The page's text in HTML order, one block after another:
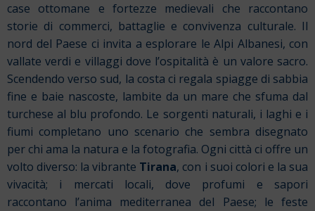
case ottomane e fortezze medievali che raccontano
storie di commerci, battaglie e convivenza culturale. Il
nord del Paese ci invita a esplorare le Alpi Albanesi, con
vallate verdi e villaggi dove l’ospitalità è un valore sacro.
Scendendo verso sud, la costa ci regala spiagge di sabbia
fine e baie nascoste, lambite da un mare che sfuma dal
turchese al blu profondo. Le sorgenti naturali, i laghi e i
fiumi completano uno scenario che sembra disegnato
per chi ama la natura e la fotografia. Ogni città ci offre un
volto diverso: la vibrante Tirana, con i suoi colori e la sua
vivacità; i mercati locali, dove profumi e sapori
raccontano l’anima mediterranea del Paese; le feste